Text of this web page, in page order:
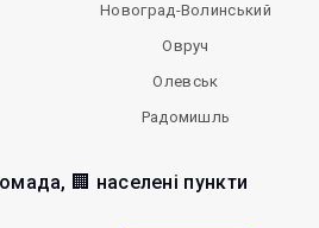
Новоград-Волинський
Овруч
Олевськ
Радомишль
🏢 населені пункти